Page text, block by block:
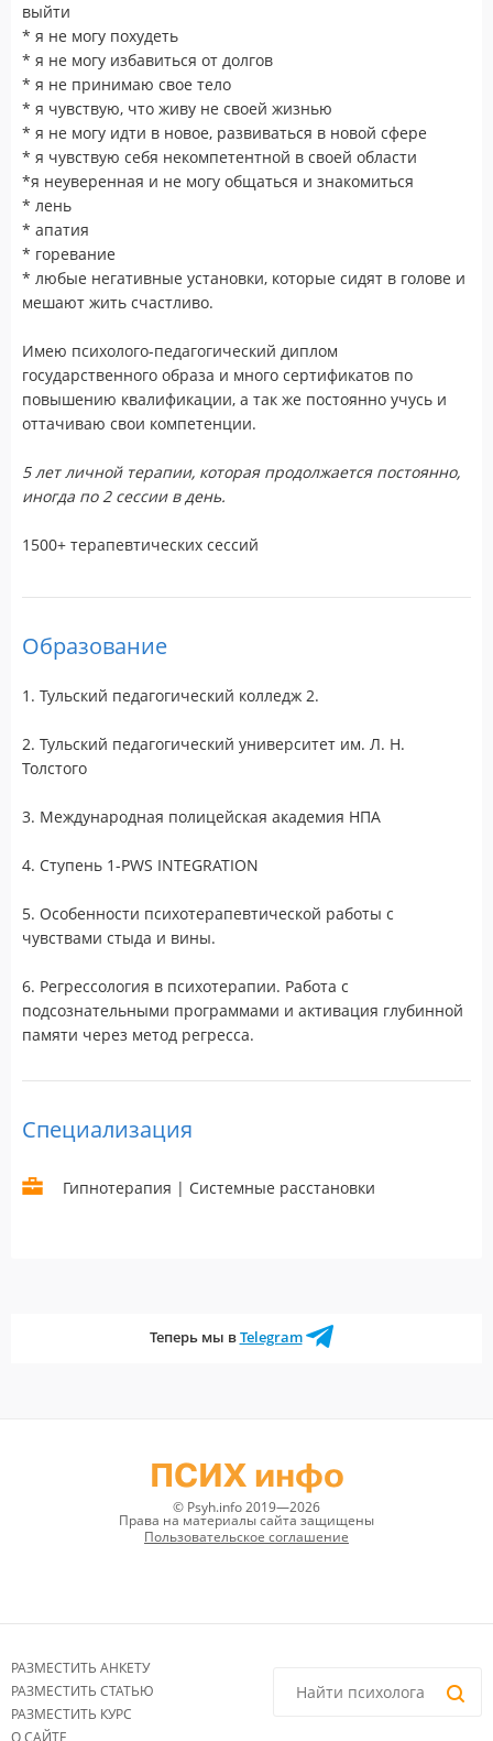
выйти
* я не могу похудеть
* я не могу избавиться от долгов
* я не принимаю свое тело
* я чувствую, что живу не своей жизнью
* я не могу идти в новое, развиваться в новой сфере
* я чувствую себя некомпетентной в своей области
*я неуверенная и не могу общаться и знакомиться
* лень
* апатия
* горевание
* любые негативные установки, которые сидят в голове и
мешают жить счастливо.
Имею психолого-педагогический диплом
государственного образа и много сертификатов по
повышению квалификации, а так же постоянно учусь и
оттачиваю свои компетенции.
5 лет личной терапии, которая продолжается постоянно,
иногда по 2 сессии в день.
1500+ терапевтических сессий
Образование
1. Тульский педагогический колледж 2.
2. Тульский педагогический университет им. Л. Н.
Толстого
3. Международная полицейская академия НПА
4. Ступень 1-PWS INTEGRATION
5. Особенности психотерапевтической работы с
чувствами стыда и вины.
6. Регрессология в психотерапии. Работа с
подсознательными программами и активация глубинной
памяти через метод регресса.
Специализация
Гипнотерапия | Системные расстановки
Теперь мы вTelegram
ПСИХ инфо
© Psyh.info 2019—2026
Права на материалы сайта защищены
Пользовательское соглашение
РАЗМЕСТИТЬ АНКЕТУ
РАЗМЕСТИТЬ СТАТЬЮ
РАЗМЕСТИТЬ КУРС
О САЙТЕ